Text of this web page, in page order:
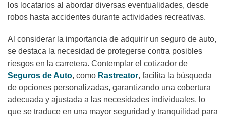
los locatarios al abordar diversas eventualidades, desde
robos hasta accidentes durante actividades recreativas.
Al considerar la importancia de adquirir un seguro de auto,
se destaca la necesidad de protegerse contra posibles
riesgos en la carretera. Contemplar el cotizador de
Seguros de Auto, como Rastreator, facilita la búsqueda
de opciones personalizadas, garantizando una cobertura
adecuada y ajustada a las necesidades individuales, lo
que se traduce en una mayor seguridad y tranquilidad para